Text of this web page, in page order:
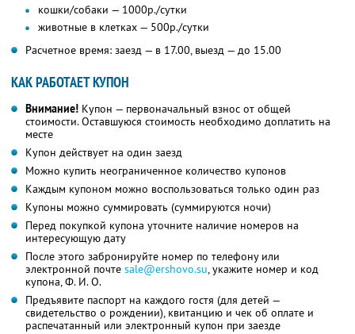
кошки/собаки — 1000р./сутки
животные в клетках — 500р./сутки
Расчетное время: заезд — в 17.00, выезд — до 15.00
КАК РАБОТАЕТ КУПОН
Внимание! Купон — первоначальный взнос от общей
стоимости. Оставшуюся стоимость необходимо доплатить на
месте
Купон действует на один заезд
Можно купить неограниченное количество купонов
Каждым купоном можно воспользоваться только один раз
Купоны можно суммировать (суммируются ночи)
Перед покупкой купона уточните наличие номеров на
интересующую дату
После этого забронируйте номер по телефону или
электронной почте sale@ershovo.su,укажите номер и код
купона,Ф. И. О.
Предъявите паспорт на каждого гостя (для детей —
свидетельство о рождении), квитанцию и чек об оплате и
распечатанный или электронный купон при заезде